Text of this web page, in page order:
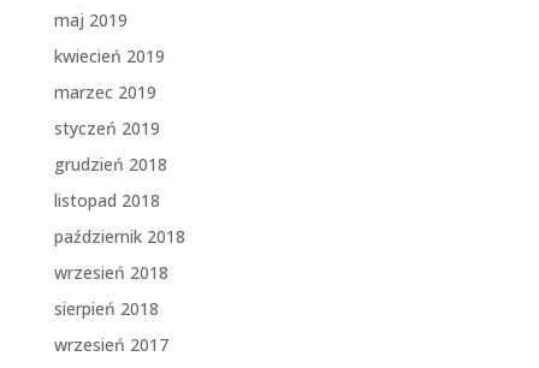
maj 2019
kwiecień 2019
marzec 2019
styczeń 2019
grudzień 2018
listopad 2018
październik 2018
wrzesień 2018
sierpień 2018
wrzesień 2017